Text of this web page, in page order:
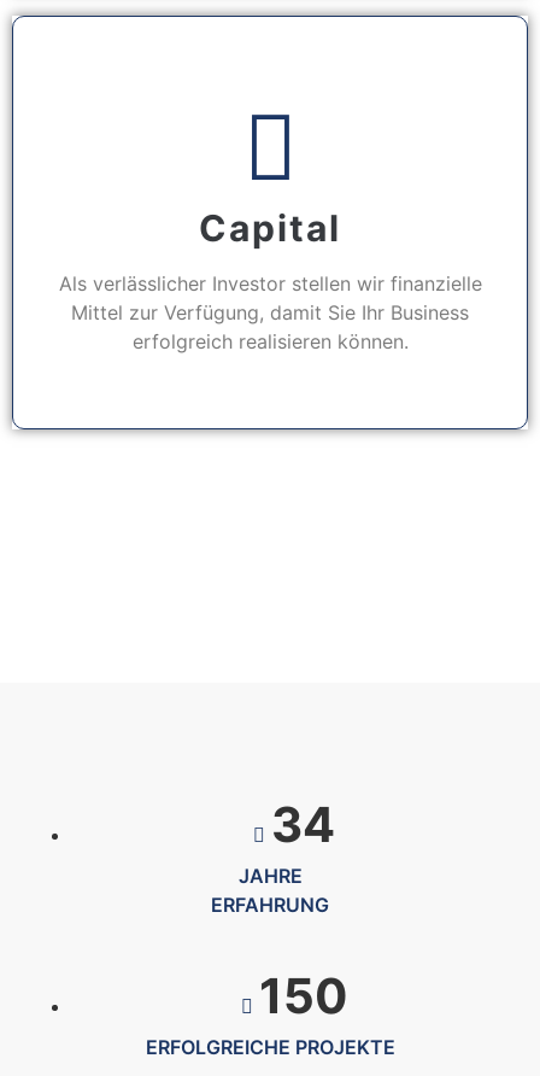
Capital
Als verlässlicher Investor stellen wir finanzielle
Mittel zur Verfügung, damit Sie Ihr Business
erfolgreich realisieren können.
34
JAHRE
ERFAHRUNG
150
ERFOLGREICHE PROJEKTE